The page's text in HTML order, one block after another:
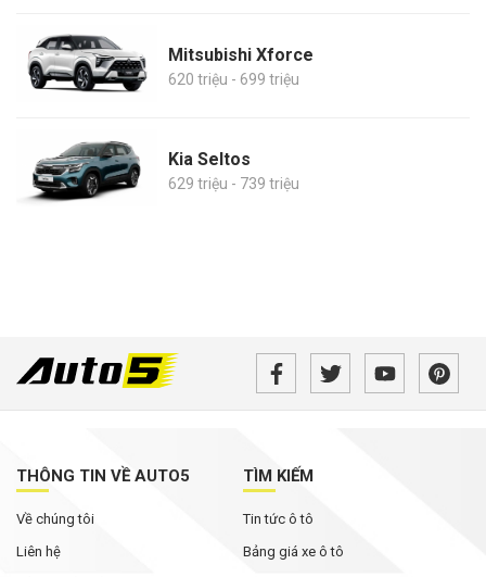
Mitsubishi Xforce
620 triệu - 699 triệu
Kia Seltos
629 triệu - 739 triệu
THÔNG TIN VỀ AUTO5
Về chúng tôi
Liên hệ
TÌM KIẾM
Tin tức ô tô
Bảng giá xe ô tô